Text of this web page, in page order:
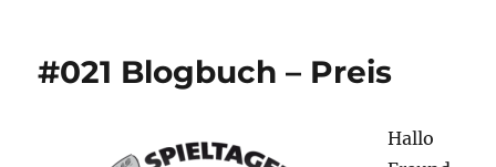
#021 Blogbuch – Preis
Hallo